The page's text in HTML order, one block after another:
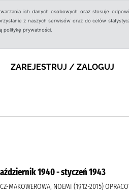
ich danych osobowych oraz stosuje
z naszych serwisów oraz do celów
politykę prywatności.
ZAREJESTRUJ / ZALOGUJ
1940 - styczeń 1943
MAKOWEROWA, NOEMI (1912-2015)